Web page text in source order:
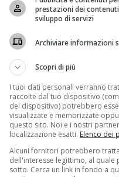
basti pensare che
unrisparmio sul bollo
e il parcheggio
totaledal bollo auto
previsti3e ilMolise
standard benzina
riduzione dei costi
di importanti vantaggi
e aziende.
prestazioni dei
sviluppo di servizi
Archiviare informazioni
Scopri di più
I tuoi dati personali verranno
raccolte dal tuo dispositivo
del dispositivo) potrebbero
visualizzate e memorizzate
questo sito. Noi e i nostri
localizzazione esatti. Elenco dei
Alcuni fornitori potrebbero
dell'interesse legittimo, al
sotto. Cerca un link in fondo a